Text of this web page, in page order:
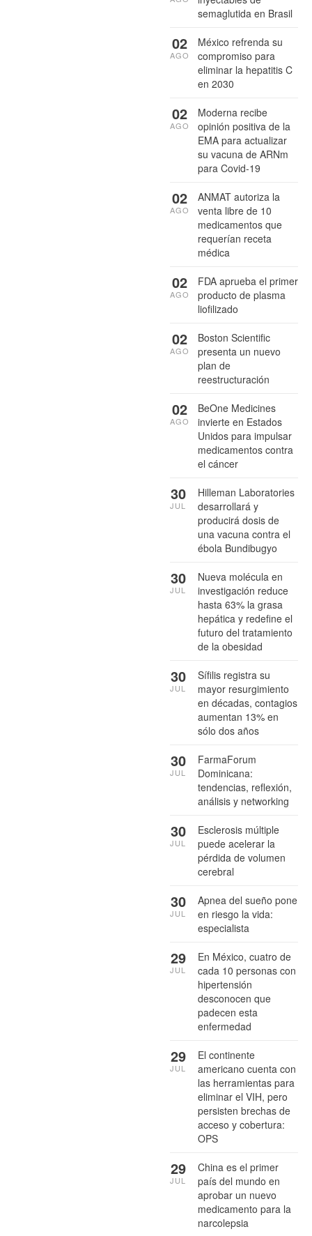
semaglutida en Brasil
México refrenda su
compromiso para
eliminar la hepatitis C
en 2030
02
AGO
Moderna recibe
opinión positiva de la
EMA para actualizar
su vacuna de ARNm
para Covid-19
02
AGO
ANMAT autoriza la
venta libre de 10
medicamentos que
requerían receta
médica
02
AGO
FDA aprueba el primer
producto de plasma
liofilizado
02
AGO
Boston Scientific
presenta un nuevo
plan de
reestructuración
02
AGO
BeOne Medicines
invierte en Estados
Unidos para impulsar
medicamentos contra
el cáncer
02
AGO
Hilleman Laboratories
desarrollará y
producirá dosis de
una vacuna contra el
ébola Bundibugyo
30
JUL
Nueva molécula en
investigación reduce
hasta 63% la grasa
hepática y redefine el
futuro del tratamiento
de la obesidad
30
JUL
Sífilis registra su
mayor resurgimiento
en décadas, contagios
aumentan 13% en
sólo dos años
30
JUL
FarmaForum
Dominicana:
tendencias, reflexión,
análisis y networking
30
JUL
Esclerosis múltiple
puede acelerar la
pérdida de volumen
cerebral
30
JUL
Apnea del sueño pone
en riesgo la vida:
especialista
30
JUL
En México, cuatro de
cada 10 personas con
hipertensión
desconocen que
padecen esta
enfermedad
29
JUL
El continente
americano cuenta con
las herramientas para
eliminar el VIH, pero
persisten brechas de
acceso y cobertura:
OPS
29
JUL
China es el primer
país del mundo en
aprobar un nuevo
medicamento para la
narcolepsia
29
JUL